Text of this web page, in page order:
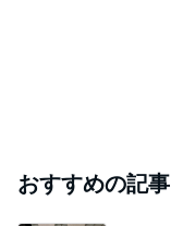
おすすめの記事